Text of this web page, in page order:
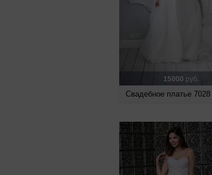
15000 руб.
Свадебное платье 7028